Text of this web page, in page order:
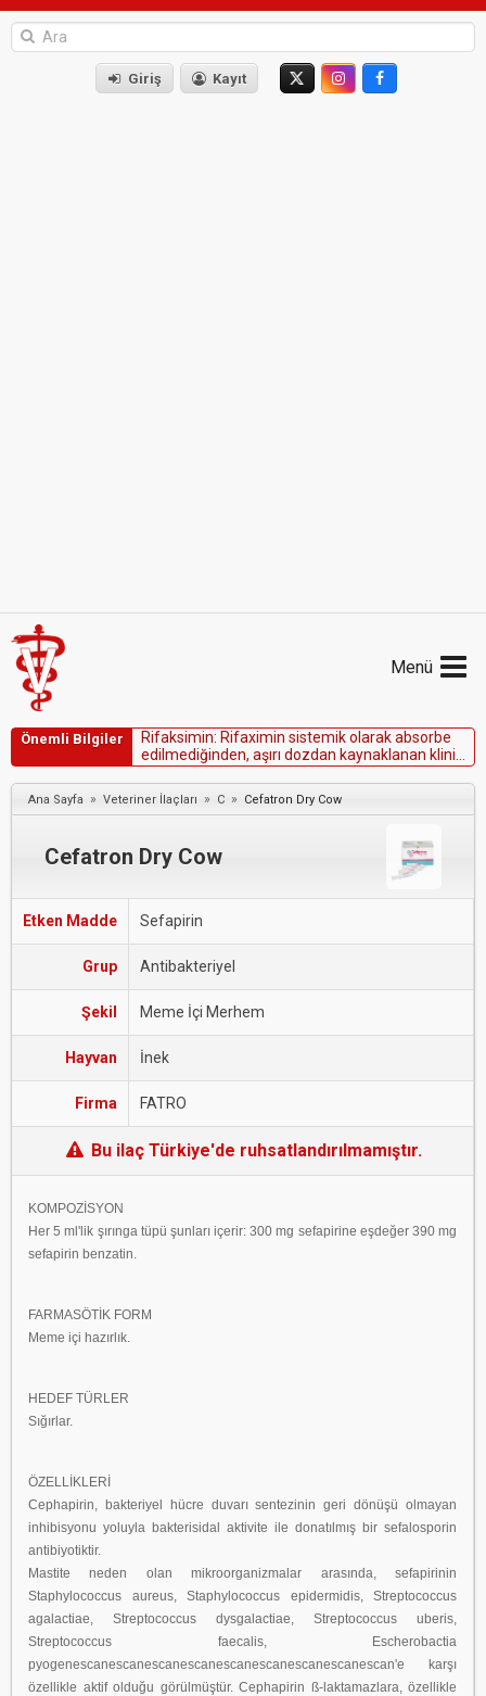
Giriş Kayıt
Menü
Önemli Bilgiler Rifaksimin: Rifaximin sistemiko arakabsorbe
edi mediğinden, aşırı dozdan kaynakanan kini
belirtilerolasıdeğildir.
Ana Sayfa » Veteriner İlaçları » C » Cefatron Dry Cow
Cefatron Dry Cow
Etken Madde Sefapirin
Grup Antibakteriyel
Şekil Meme İçi Merhem
Hayvan İnek
Firma FATRO
Bu ilaç Türkiye'de ruhsatlandırılmamıştır.
KOMPOZİSYON
Her 5 ml'lik şırınga tüpü şunları içerir: 300 mg sefapirine eşdeğer 390 mg
sefapirin benzatin.
FARMASÖTİK FORM
Meme içi hazırlık.
HEDEF TÜRLER
Sığırlar.
ÖZELLİKLERİ
Cephapirin, bakteriyel hücre duvarı sentezinin geri dönüşü olmayan
inhibisyonu yoluyla bakterisidal aktivite ile donatılmış bir sefalosporin
antibiyotiktir.
Mastite neden olan mikroorganizmalar arasında, sefapirinin
Staphylococcus aureus, Staphylococcus epidermidis, Streptococcus
agalactiae, Streptococcus dysgalactiae, Streptococcus uberis,
Streptococcus faecalis, Escherobactia
pyogenescanescanescanescanescanescanescanescanescan'e karşı
özellikle aktif olduğu görülmüştür. Cephapirin ß-laktamazlara, özellikle